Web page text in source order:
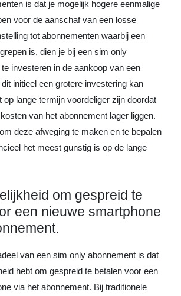
is dat je mogelijk hogere eenmalige
voor de aanschaf van een losse
tot abonnementen waarbij een
is, dien je bij een sim only
investeren in de aankoop van een
initieel een grotere investering kan
op lange termijn voordeliger zijn doordat
van het abonnement lager liggen.
deze afweging te maken en te bepalen
het meest gunstig is op de lange
om gespreid te
een nieuwe smartphone
van een sim only abonnement is dat
hebt om gespreid te betalen voor een
via het abonnement. Bij traditionele